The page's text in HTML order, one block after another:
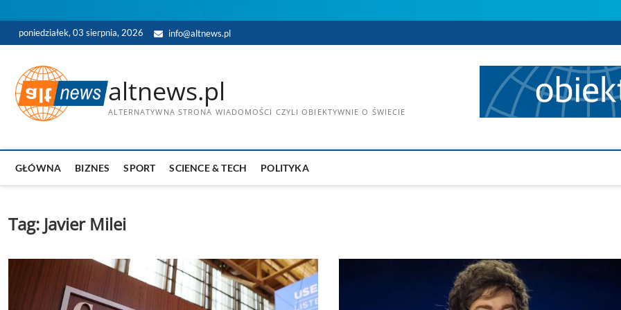
to
poniedziałek, 03 sierpnia, 2026 info@altnews.pl
altnews.pl
ALTERNATYWNA STRONA WIADOMOŚCI CZYLI OBIEKTYWNIE O ŚWIECIE
GŁÓWNA BIZNES SPORT SCIENCE & TECH POLITYKA
Tag: Javier Milei